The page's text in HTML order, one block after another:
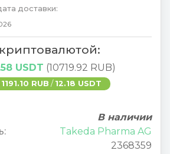
доставки:
USDT (10719.92 RUB)
1191.10 RUB / 12.18 USDT
В наличии
Takeda Pharma AG
2368359